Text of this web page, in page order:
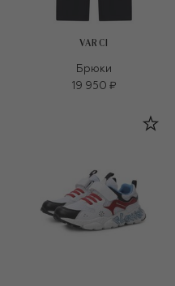
VARCI
Брюки
19 950 ₽